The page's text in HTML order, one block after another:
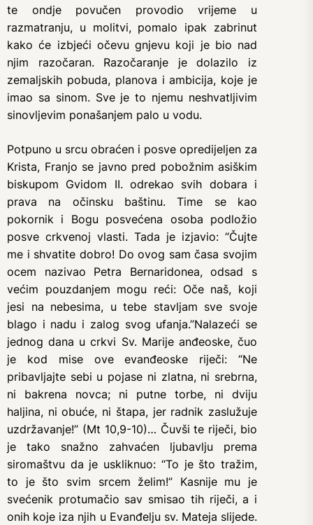
te ondje povučen provodio vrijeme u
razmatranju, u molitvi, pomalo ipak zabrinut
kako će izbjeći očevu gnjevu koji je bio nad
njim razočaran. Razočaranje je dolazilo iz
zemaljskih pobuda, planova i ambicija, koje je
imao sa sinom. Sve je to njemu neshvatljivim
sinovljevim ponašanjem palo u vodu.
Potpuno u srcu obraćen i posve opredijeljen za
Krista, Franjo se javno pred pobožnim asiškim
biskupom Gvidom II. odrekao svih dobara i
prava na očinsku baštinu. Time se kao
pokornik i Bogu posvećena osoba podložio
posve crkvenoj vlasti. Tada je izjavio: “Čujte
me i shvatite dobro! Do ovog sam časa svojim
ocem nazivao Petra Bernaridonea, odsad s
većim pouzdanjem mogu reći: Oče naš, koji
jesi na nebesima, u tebe stavljam sve svoje
blago i nadu i zalog svog ufanja.”Nalazeći se
jednog dana u crkvi Sv. Marije anđeoske, čuo
je kod mise ove evanđeoske riječi: “Ne
pribavljajte sebi u pojase ni zlatna, ni srebrna,
ni bakrena novca; ni putne torbe, ni dviju
haljina, ni obuće, ni štapa, jer radnik zaslužuje
uzdržavanje!” (Mt 10,9-10)… Čuvši te riječi, bio
je tako snažno zahvaćen ljubavlju prema
siromaštvu da je uskliknuo: “To je što tražim,
to je što svim srcem želim!” Kasnije mu je
svećenik protumačio sav smisao tih riječi, a i
onih koje iza njih u Evanđelju sv. Mateja slijede.